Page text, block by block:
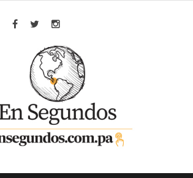
Facebook
TwitterInstagram